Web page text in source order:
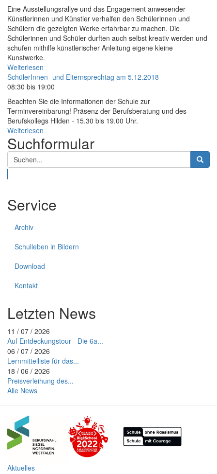
Eine Ausstellungsrallye und das Engagement anwesender
Künstlerinnen und Künstler verhalfen den Schülerinnen und
Schülern die gezeigten Werke erfahrbar zu machen. Die
Schülerinnen und Schüler durften auch selbst kreativ werden und
schufen mithilfe künstlerischer Anleitung eigene kleine
Kunstwerke.
Weiterlesen
SchülerInnen- und Elternsprechtag am 5.12.2018
08:30 bis 19:00
Beachten Sie die Informationen der Schule zur
Terminvereinbarung! Präsenz der Berufsberatung und des
Berufskollegs Hilden - 15.30 bis 19.00 Uhr.
Weiterlesen
Suchformular
Suche
Service
Archiv
Schulleben in Bildern
Download
Kontakt
Letzten News
11 / 07 / 2026
Auf Entdeckungstour - Die 6a...
06 / 07 / 2026
Lernmittelliste für das...
18 / 06 / 2026
Preisverleihung des...
Alle News
Aktuelles